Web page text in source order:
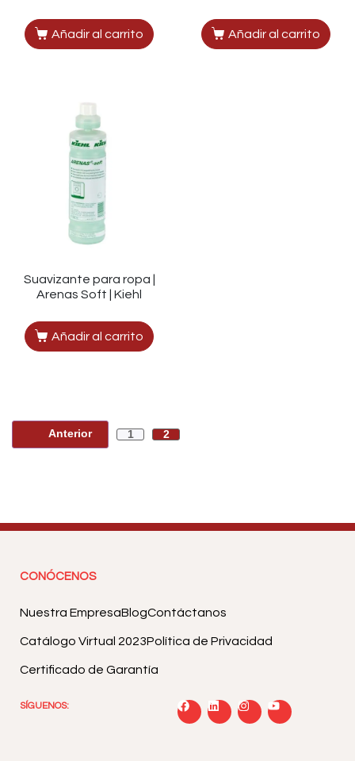
Añadir al carrito Añadir al carrito
Suavizante para ropa |
Arenas Soft | Kiehl
Añadir al carrito
Anterior 1 2
CONÓCENOS
Nuestra EmpresaBlogContáctanos
Catálogo Virtual 2023Política de Privacidad
Certificado de Garantía
SÍGUENOS: